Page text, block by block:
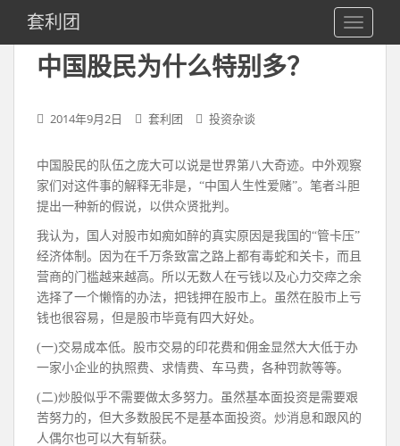
i
套利团
中国股民为什么特别多？
2014年9月2日 套利团 投资杂谈
中国股民的队伍之庞大可以说是世界第八大奇迹。中外观察
家们对这件事的解释无非是，“中国人生性爱赌”。笔者斗胆
提出一种新的假说，以供众贤批判。
我认为，国人对股市如痴如醉的真实原因是我国的“管卡压”
经济体制。因为在千万条致富之路上都有毒蛇和关卡，而且
营商的门槛越来越高。所以无数人在亏钱以及心力交瘁之余
选择了一个懒惰的办法，把钱押在股市上。虽然在股市上亏
钱也很容易，但是股市毕竟有四大好处。
(一)交易成本低。股市交易的印花费和佣金显然大大低于办
一家小企业的执照费、求情费、车马费，各种罚款等等。
(二)炒股似乎不需要做太多努力。虽然基本面投资是需要艰
苦努力的，但大多数股民不是基本面投资。炒消息和跟风的
人偶尔也可以大有斩获。